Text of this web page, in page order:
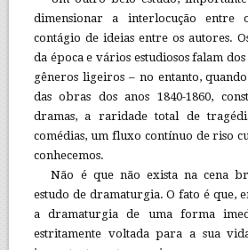
dimensionar a interlocução entre
contágio de ideias entre os autores.
da época e vários estudiosos falam dos
gêneros ligeiros – no entanto,
das obras dos anos 1840-1860,
dramas, a raridade total de
comédias, um fluxo contínuo de riso
conhecemos.
Não é que não exista na cena
estudo de dramaturgia. O fato é que,
a dramaturgia de uma forma
estritamente voltada para a sua